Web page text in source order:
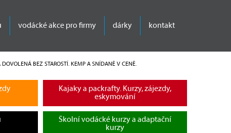
vodácké akce pro firmy dárky kontakt
BEZ STAROSTÍ. KEMP A SNÍDANĚ V CENĚ.
Kajaky a packrafty. Kurzy, zájezdy,
eskymování
Školní vodácké kurzy a adaptační
kurzy